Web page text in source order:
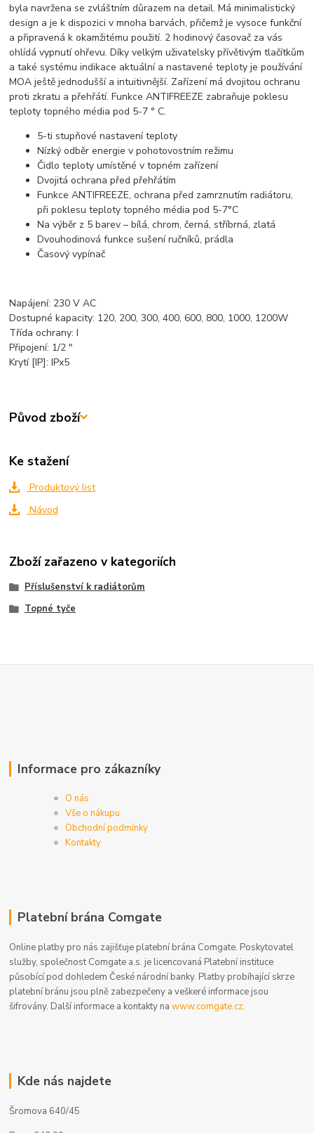
byla navržena se zvláštním důrazem na detail. Má minimalistický
design a je k dispozici v mnoha barvách, přičemž je vysoce funkční
a připravená k okamžitému použití. 2 hodinový časovač za vás
ohlídá vypnutí ohřevu. Díky velkým uživatelsky přívětivým tlačítkům
a také systému indikace aktuální a nastavené teploty je používání
MOA ještě jednodušší a intuitivnější. Zařízení má dvojitou ochranu
proti zkratu a přehřátí. Funkce ANTIFREEZE zabraňuje poklesu
teploty topného média pod 5-7 ° C.
5-ti stupňové nastavení teploty
Nízký odběr energie v pohotovostním režimu
Čidlo teploty umístěné v topném zařízení
Dvojitá ochrana před přehřátím
Funkce ANTIFREEZE, ochrana před zamrznutím radiátoru,
při poklesu teploty topného média pod 5-7°C
Na výběr z 5 barev – bílá, chrom, černá, stříbrná, zlatá
Dvouhodinová funkce sušení ručníků, prádla
Časový vypínač
Napájení: 230 V AC
Dostupné kapacity: 120, 200, 300, 400, 600, 800, 1000, 1200W
Třída ochrany: I
Připojení: 1/2 "
Krytí [IP]: IPx5
Původ zboží
Ke stažení
Produktový list
Návod
Zboží zařazeno v kategoriích
Příslušenství k radiátorům
Topné tyče
Informace pro zákazníky
O nás
Vše o nákupu
Obchodní podmínky
Kontakty
Platební brána Comgate
Online platby pro nás zajišťuje platební brána Comgate. Poskytovatel
služby, společnost Comgate a.s. je licencovaná Platební instituce
působící pod dohledem České národní banky. Platby probíhající skrze
platební bránu jsou plně zabezpečeny a veškeré informace jsou
šifrovány. Další informace a kontakty nawww.comgate.cz.
Kde nás najdete
Šromova 640/45